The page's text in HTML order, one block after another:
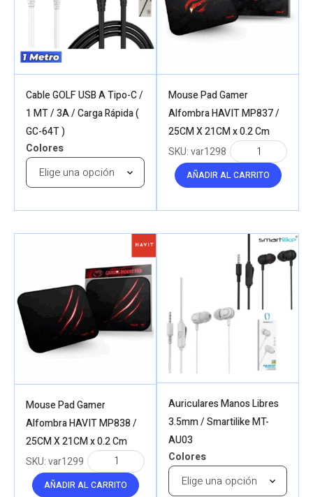
Cable GOLF USB A Tipo-C /
1 MT / 3A / Carga Rápida (
GC-64T )
Colores
Mouse Pad Gamer
Alfombra HAVIT MP837 /
25CM X 21CM x 0.2 Cm
AÑADIR AL CARRITO
SKU:var1298
Mouse Pad Gamer
Alfombra HAVIT MP838 /
25CM X 21CM x 0.2 Cm
AÑADIR AL CARRITO
SKU:var1299
Auriculares Manos Libres
3.5mm / Smartilike MT-
AU03
Colores